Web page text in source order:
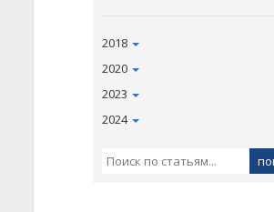
2018
2020
2023
2024